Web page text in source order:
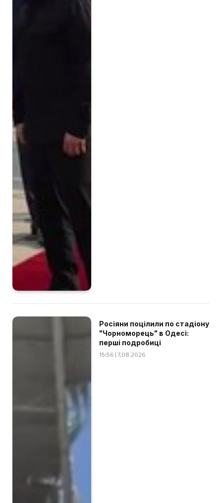
Росіяни поцілили по стадіону
"Чорноморець" в Одесі:
перші подробиці
15:56 | 7.08.2026